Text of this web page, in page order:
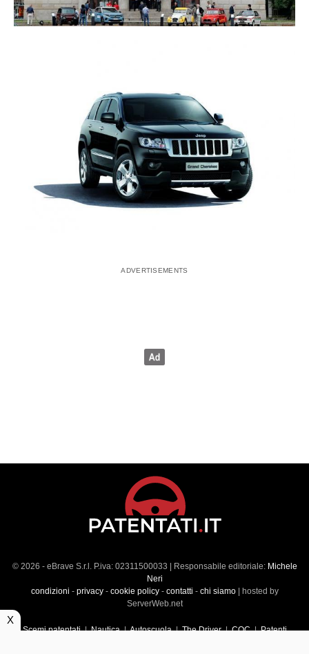
© 2026 - eBrave S.r.l. P.iva: 02311500033 | Responsabile editoriale: Michele
Neri
condizioni - privacy- cookie policy- contatti - chi siamo| hosted by
ServerWeb.net
Scemi patentati|Nautica|Autoscuola|The Driver|CQC|Patenti
X